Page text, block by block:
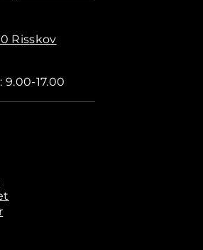
Risskov
17.00